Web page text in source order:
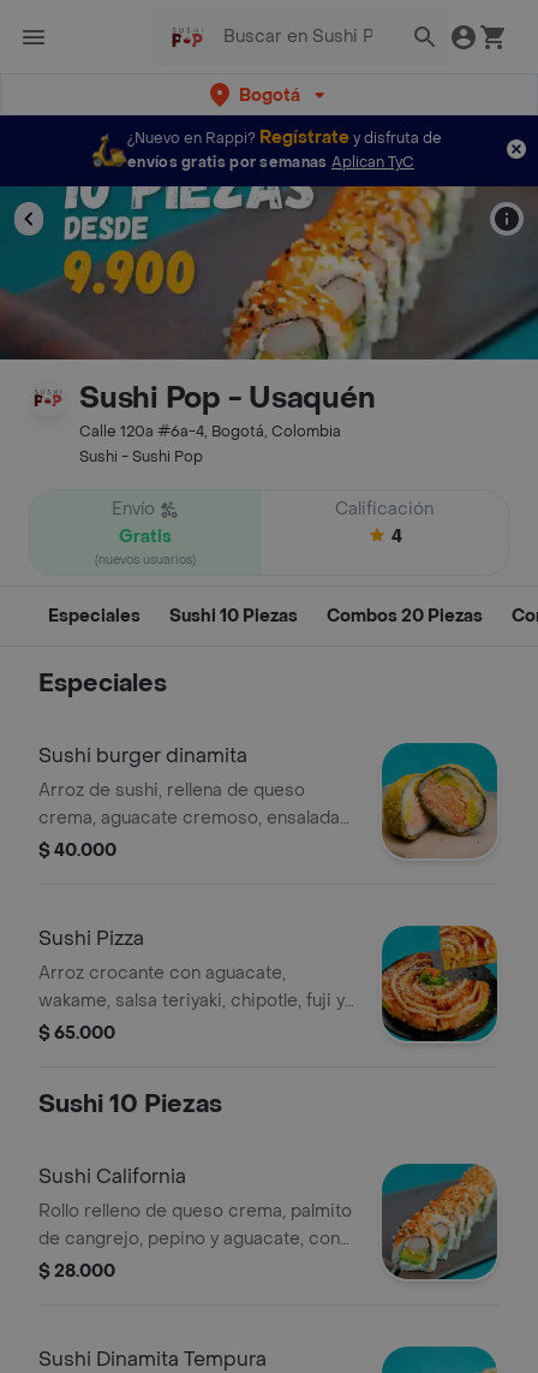
Bogotá
¿Nuevo en Rappi? Regístratey disfruta de
envíos gratis por semanas Aplican TyC
Sushi Pop - Usaquén
Calle 120a #6a-4, Bogotá, Colombia
Sushi - Sushi Pop
Envío
Gratis
(nuevos usuarios)
Calificación
4
Especiales Sushi 10 Piezas Combos 20 Piezas
Especiales
Sushi burger dinamita
Arroz de sushi, rellena de queso
crema, aguacate cremoso, ensalada
dinamita de cangrejo aderezada con
$ 40.000
Sushi Pizza
Arroz crocante con aguacate,
wakame, salsa teriyaki, chipotle, fuji y
proteína a elección, 4 porciones.
$ 65.000
Sushi 10 Piezas
Sushi California
Rollo relleno de queso crema, palmito
de cangrejo, pepino y aguacate, con
topping de masago y ajonjolí, de 10
$ 28.000
Sushi Dinamita Tempura